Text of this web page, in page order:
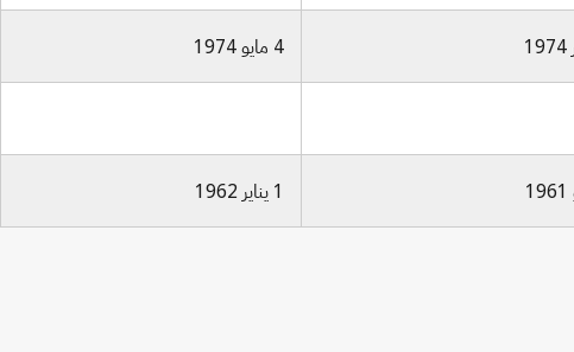
4 مايو 1974
1 يناير 1962